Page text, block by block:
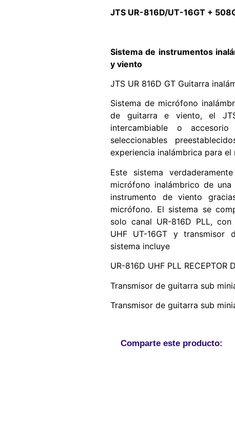
JTS UR-816D/UT-16GT +
Sistema de instrumentos
y viento
JTS UR 816D GT Guitarra
Sistema de micrófono
de guitarra e viento, el
intercambiable o
seleccionables
experiencia inalámbrica para
Este sistema
micrófono inalámbrico de
instrumento de viento
micrófono. El sistema se
solo canal UR-816D PLL,
UHF UT-16GT y transmisor
sistema incluye
UR-816D UHF PLL
Transmisor de guitarra sub
Transmisor de guitarra sub
Comparte este producto: